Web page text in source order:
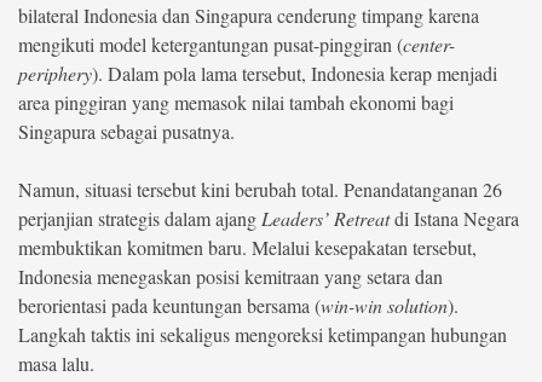
bilateral Indonesia dan Singapura cenderung timpang karena
mengikuti model ketergantungan pusat-pinggiran (center-
periphery). Dalam pola lama tersebut, Indonesia kerap menjadi
area pinggiran yang memasok nilai tambah ekonomi bagi
Singapura sebagai pusatnya.
Namun, situasi tersebut kini berubah total. Penandatanganan 26
perjanjian strategis dalam ajang Leaders’ Retreatdi Istana Negara
membuktikan komitmen baru. Melalui kesepakatan tersebut,
Indonesia menegaskan posisi kemitraan yang setara dan
berorientasi pada keuntungan bersama (win-win solution).
Langkah taktis ini sekaligus mengoreksi ketimpangan hubungan
masa lalu.